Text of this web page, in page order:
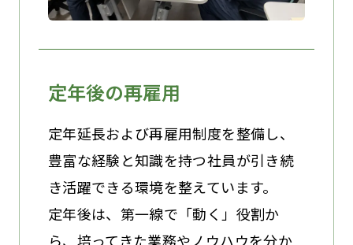
定年後の再雇用
定年延長および再雇用制度を整備し、
豊富な経験と知識を持つ社員が引き続
き活躍できる環境を整えています。
定年後は、第一線で「動く」役割か
ら、培ってきた業務やノウハウを分か